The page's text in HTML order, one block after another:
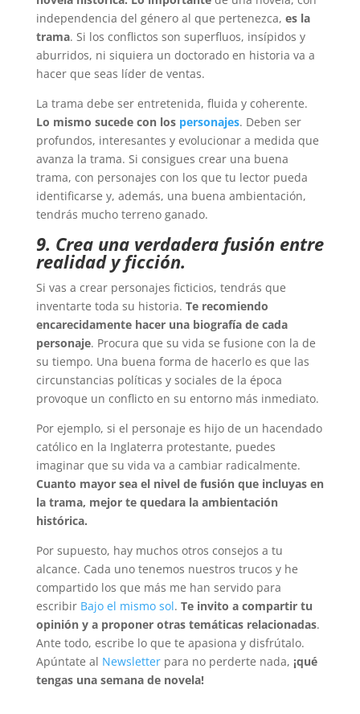
independencia del género al que pertenezca, es la
trama. Si los conflictos son superfluos, insípidos y
aburridos, ni siquiera un doctorado en historia va a
hacer que seas líder de ventas.
La trama debe ser entretenida, fluida y coherente.
Lo mismo sucede con lospersonajes. Deben ser
profundos, interesantes y evolucionar a medida que
avanza la trama. Si consigues crear una buena
trama, con personajes con los que tu lector pueda
identificarse y, además, una buena ambientación,
tendrás mucho terreno ganado.
9. Crea una verdadera fusión entre
realidad y ficción.
Si vas a crear personajes ficticios, tendrás que
inventarte toda su historia. Te recomiendo
encarecidamente hacer una biografía de cada
personaje. Procura que su vida se fusione con la de
su tiempo. Una buena forma de hacerlo es que las
circunstancias políticas y sociales de la época
provoque un conflicto en su entorno más inmediato.
Por ejemplo, si el personaje es hijo de un hacendado
católico en la Inglaterra protestante, puedes
imaginar que su vida va a cambiar radicalmente.
Cuanto mayor sea el nivel de fusión que incluyas en
la trama, mejor te quedara la ambientación
histórica.
Por supuesto, hay muchos otros consejos a tu
alcance. Cada uno tenemos nuestros trucos y he
compartido los que más me han servido para
escribir Bajo el mismo sol. Te invito a compartir tu
opinión y a proponer otras temáticas relacionadas.
Ante todo, escribe lo que te apasiona y disfrútalo.
Apúntate al Newsletterpara no perderte nada, ¡qué
tengas una semana de novela!